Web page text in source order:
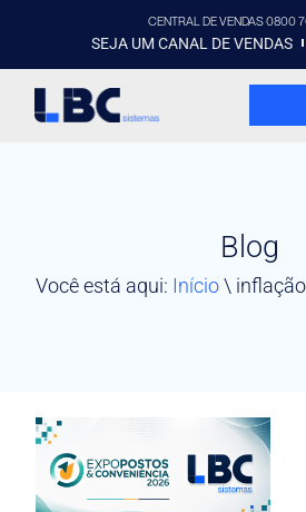
CENTRAL DE VENDAS 0800
SEJA UM CANAL DE VENDAS
Blog
Você está aqui: Início\